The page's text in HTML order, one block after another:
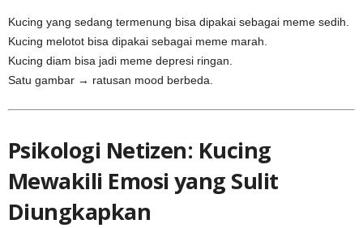
Kucing yang sedang termenung bisa dipakai sebagai meme sedih.
Kucing melotot bisa dipakai sebagai meme marah.
Kucing diam bisa jadi meme depresi ringan.
Satu gambar → ratusan mood berbeda.
Psikologi Netizen: Kucing
Mewakili Emosi yang Sulit
Diungkapkan